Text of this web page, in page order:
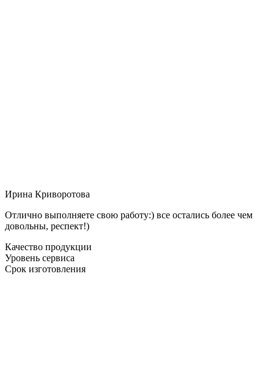
Ирина Криворотова
Отлично выполняете свою работу:) все остались более чем
довольны, респект!)
Качество продукции
Уровень сервиса
Срок изготовления